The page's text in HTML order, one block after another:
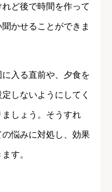
ど後で時間を作って
かせることができま
入る直前や、夕食を
しないようにしてく
しょう。そうすれ
悩みに対処し、効果
す。